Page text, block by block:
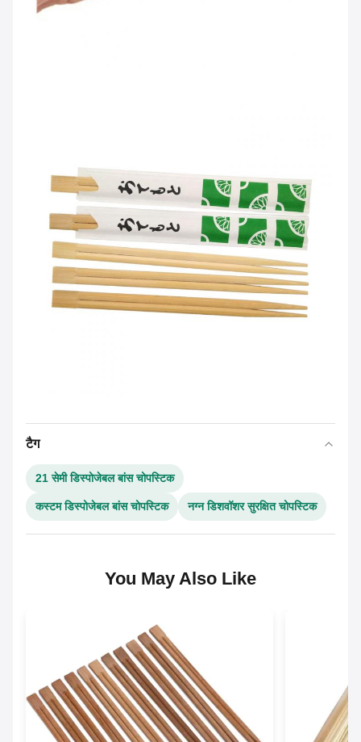
टैग
21 सेमी डिस्पोजेबल बांस चोपस्टिक
कस्टम डिस्पोजेबल बांस चोपस्टिक नग्न डिशवॉशर सुरक्षित चोपस्टिक
You May Also Like